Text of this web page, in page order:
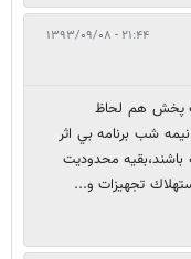
۲۱:۴۴ - ۱۳۹۳/۰۹/۰۸
پخش هم لحاظ
شب برنامه بي اثر
دو يا سه شبكه ٢٤ ساعته باشند،بقيه محدوديت
تجهيزات و...